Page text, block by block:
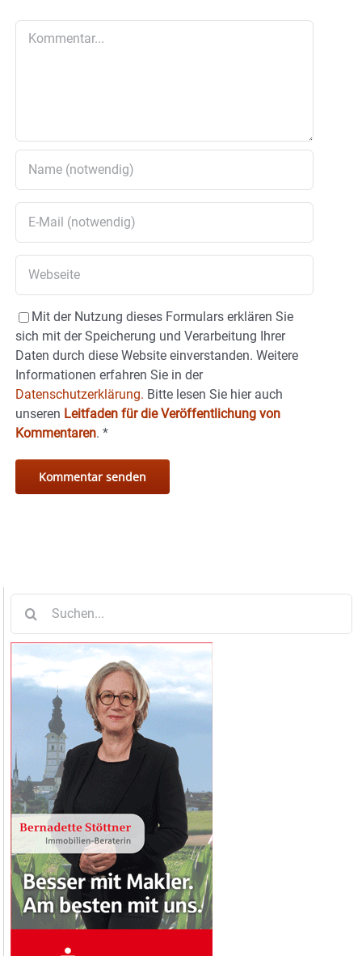
Mit der Nutzung dieses Formulars erklären Sie
sich mit der Speicherung und Verarbeitung Ihrer
Daten durch diese Website einverstanden. Weitere
Informationen erfahren Sie in der
Datenschutzerklärung. Bitte lesen Sie hier auch
unseren Leitfaden für die Veröffentlichung von
Kommentaren. *
nach: